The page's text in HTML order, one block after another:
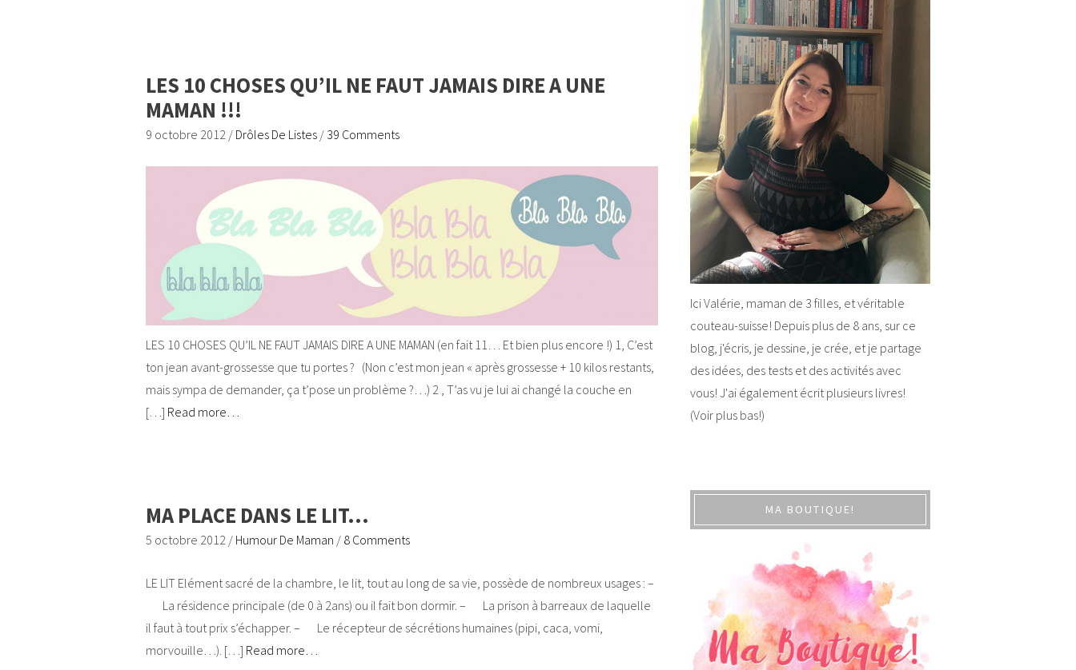
LES 10 CHOSES QU’IL NE FAUT JAMAIS DIRE A UNE
MAMAN !!!
9 octobre 2012 / Drôles De Listes / 39 Comments
LES 10 CHOSES QU’IL NE FAUT JAMAIS DIRE A UNE MAMAN (en fait 11… Et bien plus encore !) 1, C’est
ton jean avant-grossesse que tu portes ? (Non c’est mon jean « après grossesse + 10 kilos restants,
mais sympa de demander, ça t’pose un problème ?…) 2 , T’as vu je lui ai changé la couche en
[…] Read more…
MA PLACE DANS LE LIT…
5 octobre 2012 / Humour De Maman / 8 Comments
LE LIT Elément sacré de la chambre, le lit, tout au long de sa vie, possède de nombreux usages : –
La résidence principale (de 0 à 2ans) ou il fait bon dormir. – La prison à barreaux de laquelle
il faut à tout prix s’échapper. – Le récepteur de sécrétions humaines (pipi, caca, vomi,
morvouille…). […] Read more…
Ici Valérie, maman de 3 filles, et véritable
couteau-suisse! Depuis plus de 8 ans, sur ce
blog, j'écris, je dessine, je crée, et je partage
des idées, des tests et des activités avec
vous! J'ai également écrit plusieurs livres!
(Voir plus bas!)
MA BOUTIQUE!